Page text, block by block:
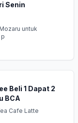
Senin
untuk
Beli 1 Dapat 2
BCA
Cafe Latte